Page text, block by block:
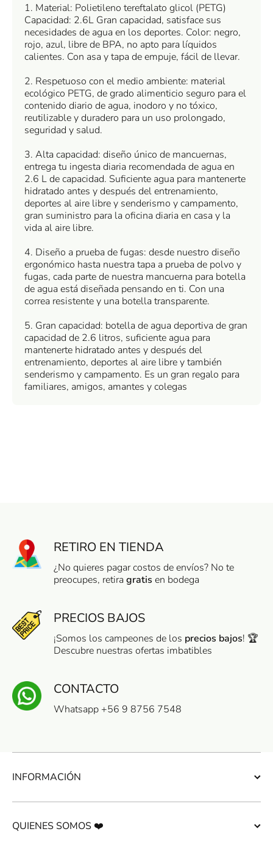
1. Material: Polietileno tereftalato glicol (PETG)
Capacidad: 2.6L Gran capacidad, satisface sus
necesidades de agua en los deportes. Color: negro,
rojo, azul, libre de BPA, no apto para líquidos
calientes. Con asa y tapa de empuje, fácil de llevar.
2. Respetuoso con el medio ambiente: material
ecológico PETG, de grado alimenticio seguro para el
contenido diario de agua, inodoro y no tóxico,
reutilizable y duradero para un uso prolongado,
seguridad y salud.
3. Alta capacidad: diseño único de mancuernas,
entrega tu ingesta diaria recomendada de agua en
2.6 L de capacidad. Suficiente agua para mantenerte
hidratado antes y después del entrenamiento,
deportes al aire libre y senderismo y campamento,
gran suministro para la oficina diaria en casa y la
vida al aire libre.
4. Diseño a prueba de fugas: desde nuestro diseño
ergonómico hasta nuestra tapa a prueba de polvo y
fugas, cada parte de nuestra mancuerna para botella
de agua está diseñada pensando en ti. Con una
correa resistente y una botella transparente.
5. Gran capacidad: botella de agua deportiva de gran
capacidad de 2.6 litros, suficiente agua para
mantenerte hidratado antes y después del
entrenamiento, deportes al aire libre y también
senderismo y campamento. Es un gran regalo para
familiares, amigos, amantes y colegas
RETIRO EN TIENDA
¿No quieres pagar costos de envíos? No te
preocupes, retira gratis en bodega
PRECIOS BAJOS
¡Somos los campeones de los precios bajos! 🏆
Descubre nuestras ofertas imbatibles
CONTACTO
Whatsapp +56 9 8756 7548
INFORMACIÓN
QUIENES SOMOS ❤️